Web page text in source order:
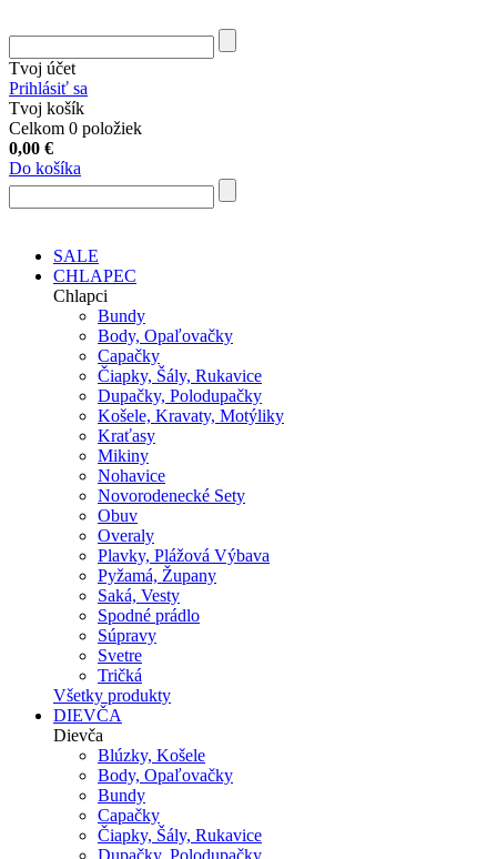
Tvoj účet
Prihlásiť sa
Tvoj košík
Celkom 0 položiek
0,00 €
Do košíka
SALE
CHLAPEC
Chlapci
Bundy
Body, Opaľovačky
Capačky
Čiapky, Šály, Rukavice
Dupačky, Polodupačky
Košele, Kravaty, Motýliky
Kraťasy
Mikiny
Nohavice
Novorodenecké Sety
Obuv
Overaly
Plavky, Plážová Výbava
Pyžamá, Župany
Saká, Vesty
Spodné prádlo
Súpravy
Svetre
Tričká
Všetky produkty
DIEVČA
Dievča
Blúzky, Košele
Body, Opaľovačky
Bundy
Capačky
Čiapky, Šály, Rukavice
Dupačky, Polodupačky